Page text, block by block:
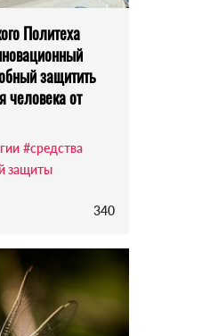
Политеха
защитить
человека от
#средства
защиты
340